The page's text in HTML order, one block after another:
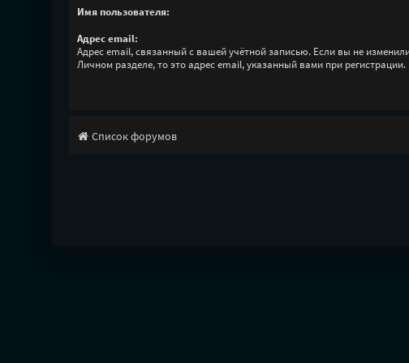
Имя пользователя:
Адрес email:
Адрес email, связанный с вашей учётной записью. Если вы не
Личном разделе, то это адрес email, указанный вами при регистрации.
Список форумов